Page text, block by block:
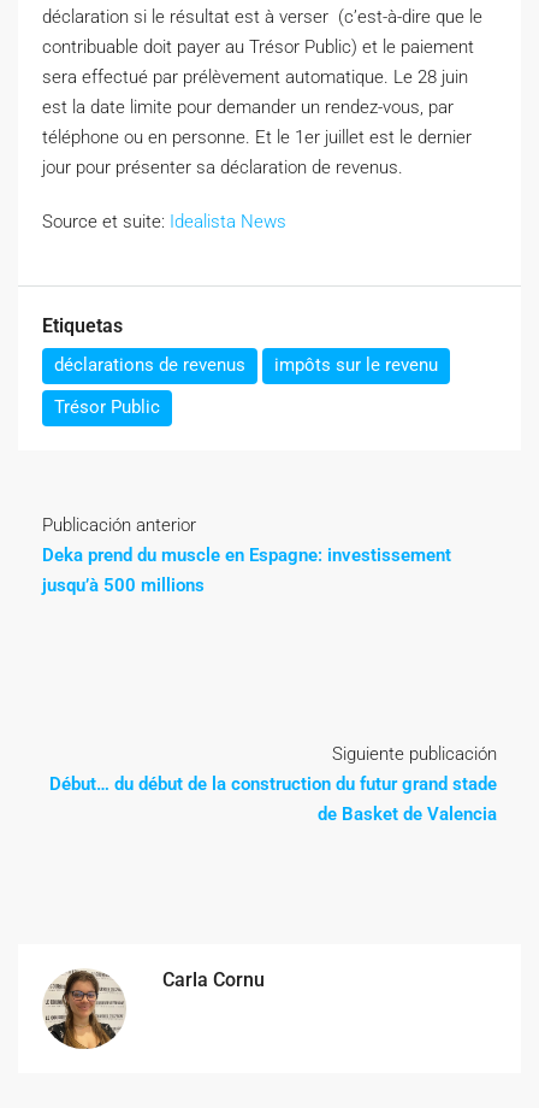
déclaration si le résultat est à verser (c’est-à-dire que le
contribuable doit payer au Trésor Public) et le paiement
sera effectué par prélèvement automatique. Le 28 juin
est la date limite pour demander un rendez-vous, par
téléphone ou en personne. Et le 1er juillet est le dernier
jour pour présenter sa déclaration de revenus.
Source et suite: Idealista News
Etiquetas
déclarations de revenus
impôts sur le revenu
Trésor Public
Publicación anterior
Deka prend du muscle en Espagne: investissement
jusqu’à 500 millions
Siguiente publicación
Début… du début de la construction du futur grand stade
de Basket de Valencia
Carla Cornu